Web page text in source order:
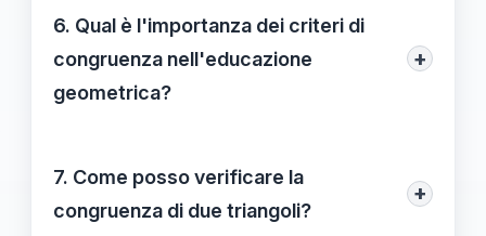
Angolo-Lato-Angolo (A-L-A), significa
che hanno un angolo uguale e i lati
adiacenti a quell'angolo sono uguali,
6. Qual è l'importanza dei criteri di
congruenza nell'educazione
geometrica?
+
nell'educazione geometrica poiché
forniscono gli strumenti necessari per
7. Come posso verificare la
congruenza di due triangoli?
+